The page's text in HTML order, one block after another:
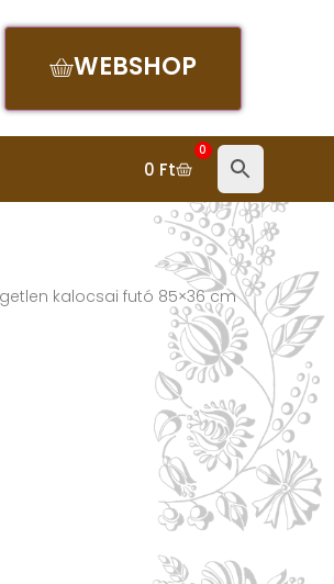
WEBSHOP
0 Ft
0
kalocsai futó 85×36 cm